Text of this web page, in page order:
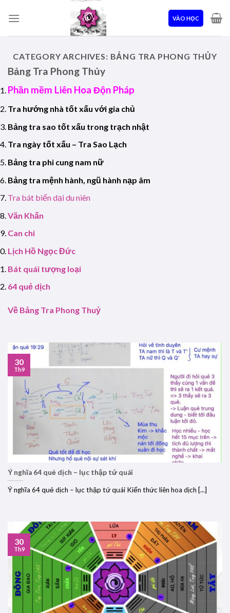
VÀO HỌC
CATEGORY ARCHIVES: BẢNG TRA PHONG THỦY
Bảng Tra Phong Thủy
Phần mềm Liên Hoa Độn Pháp
Tra hướng nhà tốt xấu với gia chủ
Bảng tra sao tốt xấu trong trạch nhật
Tra ngày tốt xấu – Tra Sao Lạch
Bảng tra phi cung nam nữ
Bảng tra mệnh hành, ngũ hành nạp âm
Tra bát biến dại du niên
Văn Khấn
Can chi
Lịch Hồ Ngọc Đức
Bát quái tượng loại
64 quẻ dịch
Về Bảng Tra Phong Thuỷ
Ý nghĩa 64 quẻ dịch – lục thập tứ quái
Ý nghĩa 64 quẻ dịch – lục thập tứ quái Kiến thức liên hoa dịch [...]
30
Th9
30
Th9